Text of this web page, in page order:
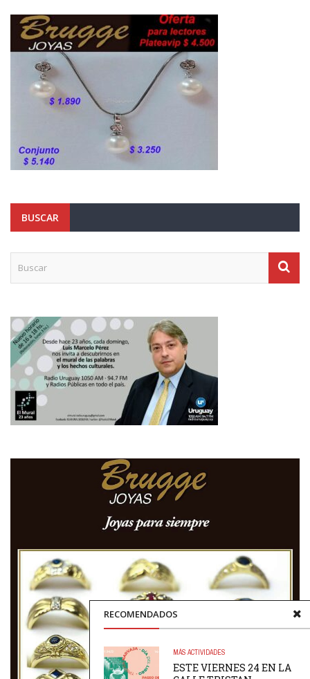
RECOMENDADOS
MÁS ACTIVIDADES
ESTE VIERNES 24 EN LA
BUSCAR